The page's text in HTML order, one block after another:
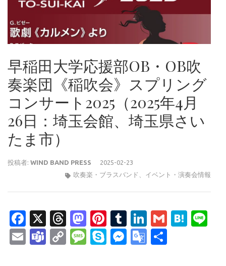
早稲田大学応援部OB・OB吹
奏楽団《稲吹会》スプリング
コンサート2025（2025年4月
26日：埼玉会館、埼玉県さい
たま市）
投稿者: WIND BAND PRESS
2025-02-23
吹奏楽・ブラスバンド
イベント・演奏会情報
Facebook
X Threads
Mastodon
Pinterest
Tumblr
LinkedIn
Gmail
EmailTeams
CopyMessage
SkypeMessenger
Google